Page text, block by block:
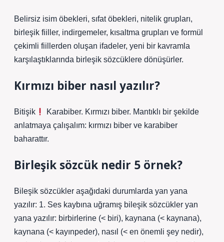
Belirsiz isim öbekleri, sıfat öbekleri, nitelik grupları,
birleşik fiiller, indirgemeler, kısaltma grupları ve formül
çekimli fiillerden oluşan ifadeler, yeni bir kavramla
karşılaştıklarında birleşik sözcüklere dönüşürler.
Kırmızı biber nasıl yazılır?
Bitişik
Karabiber. Kırmızı biber. Mantıklı bir şekilde
anlatmaya çalışalım: kırmızı biber ve karabiber
baharattır.
Birleşik sözcük nedir 5 örnek?
Bileşik sözcükler aşağıdaki durumlarda yan yana
yazılır: 1. Ses kaybına uğramış bileşik sözcükler yan
yana yazılır: birbirlerine (< biri), kaynana (< kaynana),
kaynana (< kayınpeder), nasıl (< en önemli şey nedir),